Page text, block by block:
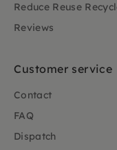
Reduce Reuse
Reviews
Customer service
Contact
FAQ
Dispatch